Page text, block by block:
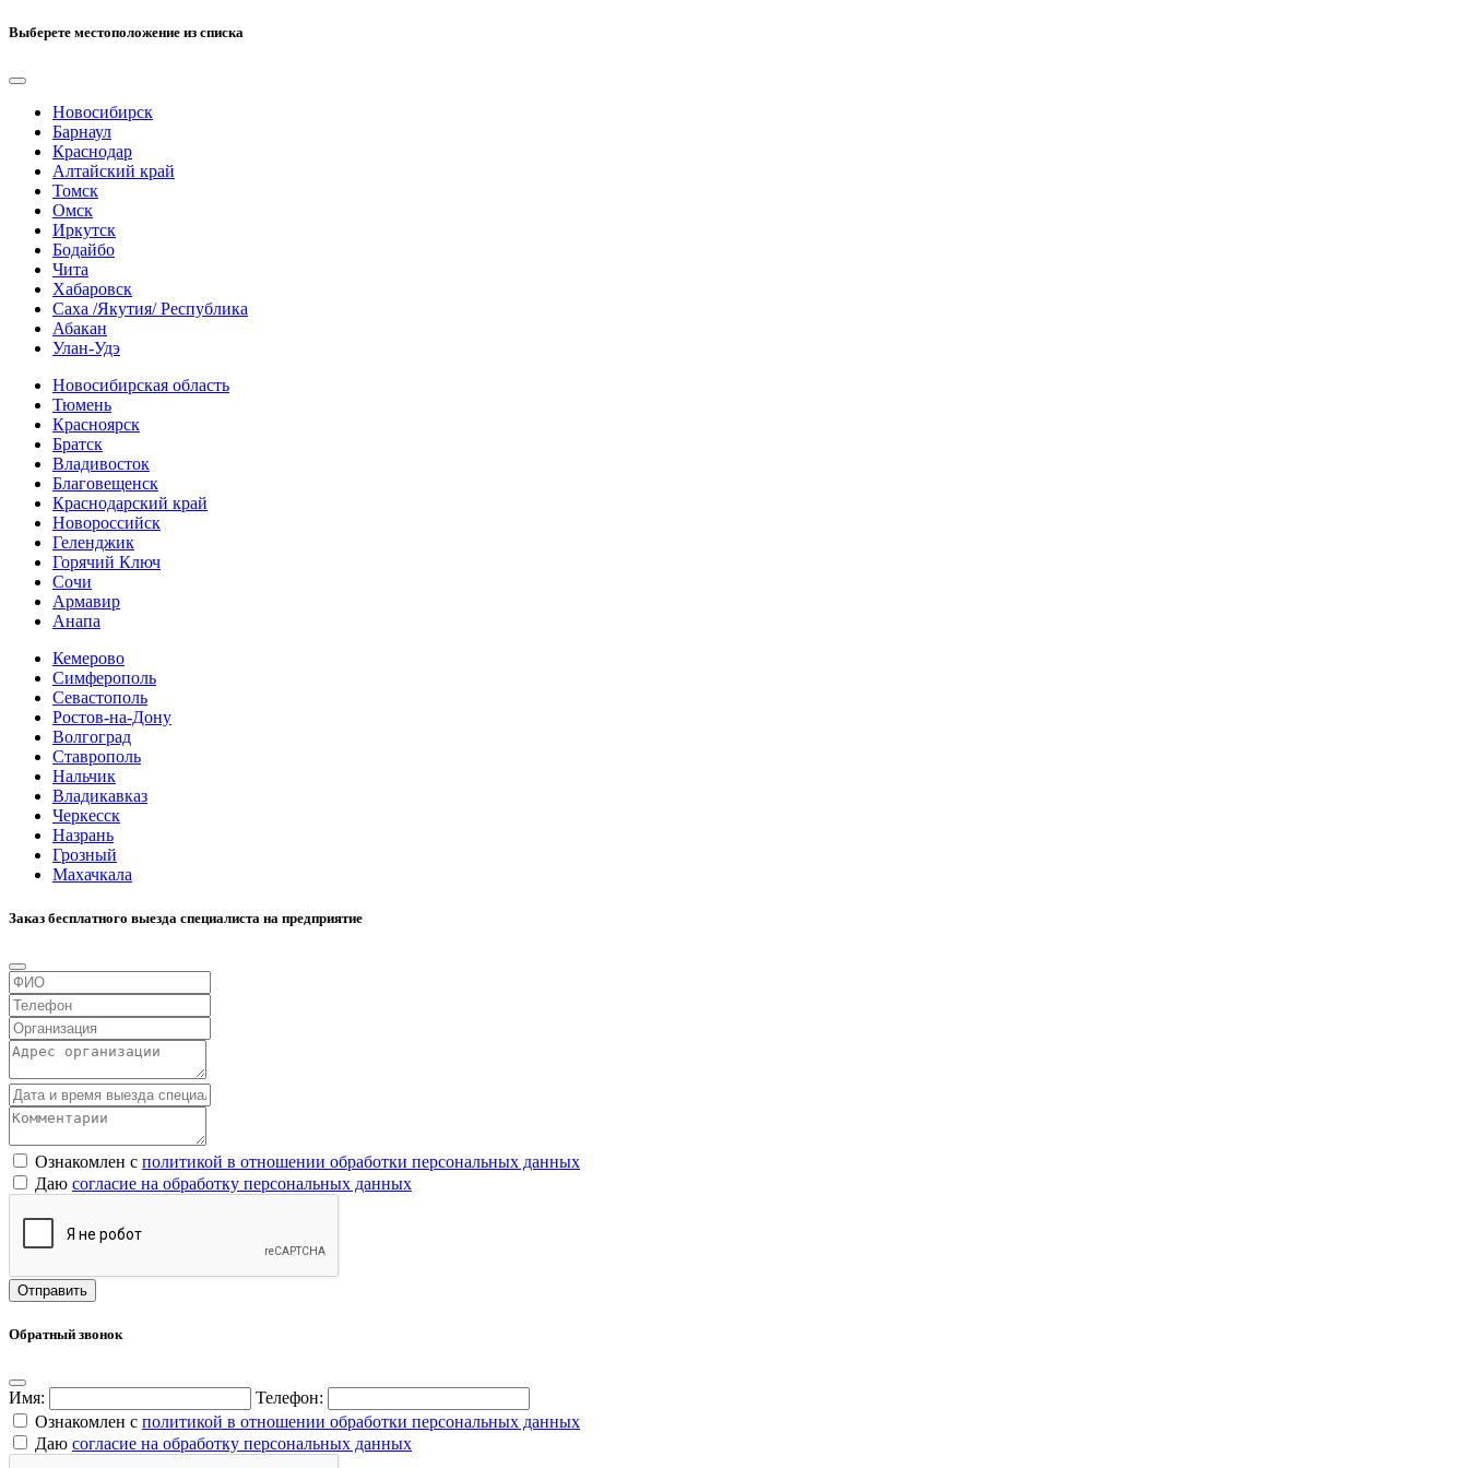
Выберете местоположение из списка
Новосибирск
Барнаул
Краснодар
Алтайский край
Томск
Омск
Иркутск
Бодайбо
Чита
Хабаровск
Саха /Якутия/ Республика
Абакан
Улан-Удэ
Новосибирская область
Тюмень
Красноярск
Братск
Владивосток
Благовещенск
Краснодарский край
Новороссийск
Геленджик
Горячий Ключ
Сочи
Армавир
Анапа
Кемерово
Симферополь
Севастополь
Ростов-на-Дону
Волгоград
Ставрополь
Нальчик
Владикавказ
Черкесск
Назрань
Грозный
Махачкала
Заказ бесплатного выезда специалиста на предприятие
Ознакомлен с политикой в отношении обработки персональных данных
Даю согласие на обработку персональных данных
Обратный звонок
Имя:
Телефон:
Ознакомлен с политикой в отношении обработки персональных данных
Даю согласие на обработку персональных данных